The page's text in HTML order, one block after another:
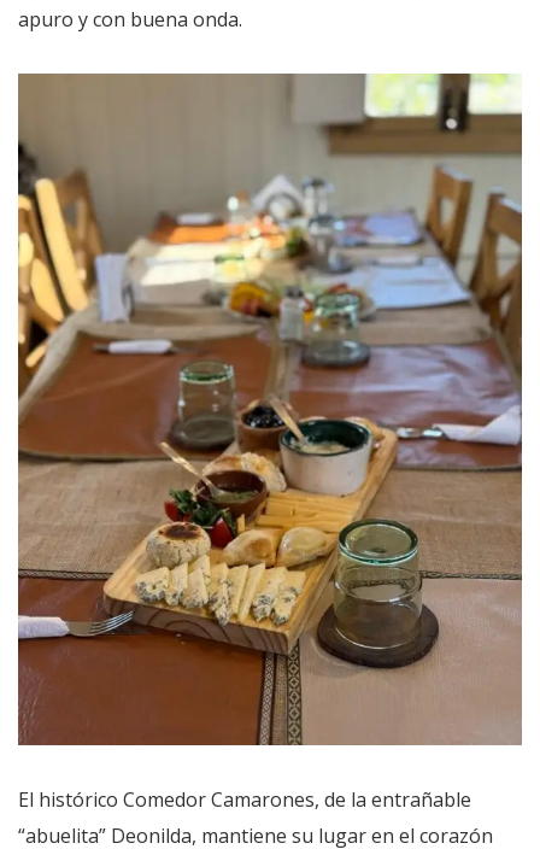
apuro y con buena onda.
El histórico Comedor Camarones, de la entrañable
“abuelita” Deonilda, mantiene su lugar en el corazón